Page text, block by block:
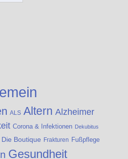
ALS Altern Alzheimer
Corona & Infektionen Dekubitus
Die Boutique Frakturen Fußpflege
Gesundheit